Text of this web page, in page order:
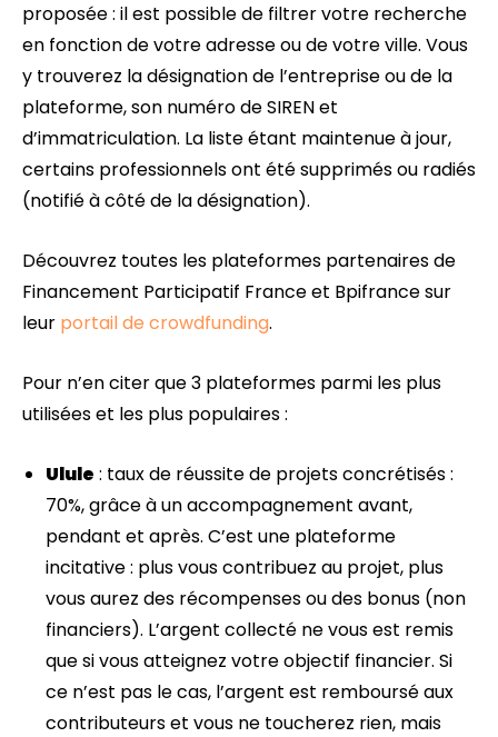
proposée : il est possible de filtrer votre recherche
en fonction de votre adresse ou de votre ville. Vous
y trouverez la désignation de l’entreprise ou de la
plateforme, son numéro de SIREN et
d’immatriculation. La liste étant maintenue à jour,
certains professionnels ont été supprimés ou radiés
(notifié à côté de la désignation).
Découvrez toutes les plateformes partenaires de
Financement Participatif France et Bpifrance sur
leur portail de crowdfunding.
Pour n’en citer que 3 plateformes parmi les plus
utilisées et les plus populaires :
Ulule : taux de réussite de projets concrétisés :
70%, grâce à un accompagnement avant,
pendant et après. C’est une plateforme
incitative : plus vous contribuez au projet, plus
vous aurez des récompenses ou des bonus (non
financiers). L’argent collecté ne vous est remis
que si vous atteignez votre objectif financier. Si
ce n’est pas le cas, l’argent est remboursé aux
contributeurs et vous ne toucherez rien, mais